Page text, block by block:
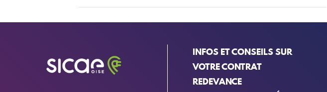
INFOS ET CONSEILS SUR
VOTRE CONTRAT
REDEVANCE